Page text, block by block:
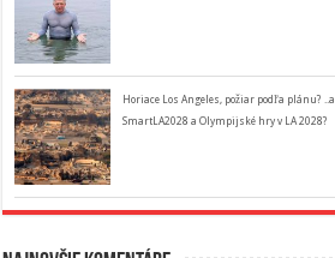
Horiace Los Angeles, požiar podľa plánu?
SmartLA2028 a Olympijské hry v LA 2028?